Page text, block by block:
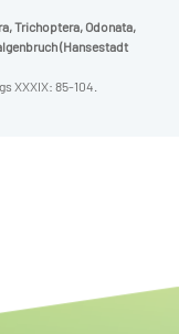
Trichoptera, Odonata,
(Hansestadt
XXXIX: 85-104.